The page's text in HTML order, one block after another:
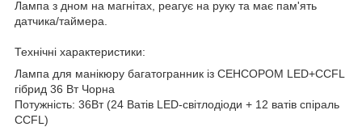
Лампа з дном на магнітах, реагує на руку та має пам'ять
датчика/таймера.
Технічні характеристики:
Лампа для манікюру багатогранник із СЕНСОРОМ LED+CCFL
гібрид 36 Вт Чорна
Потужність: 36Вт (24 Ватів LED-світлодіоди + 12 ватів спіраль
CCFL)